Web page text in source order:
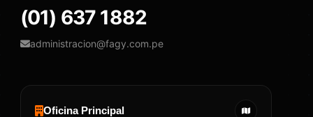
(01) 637 1882
administracion@fagy.com.pe
Oficina Principal